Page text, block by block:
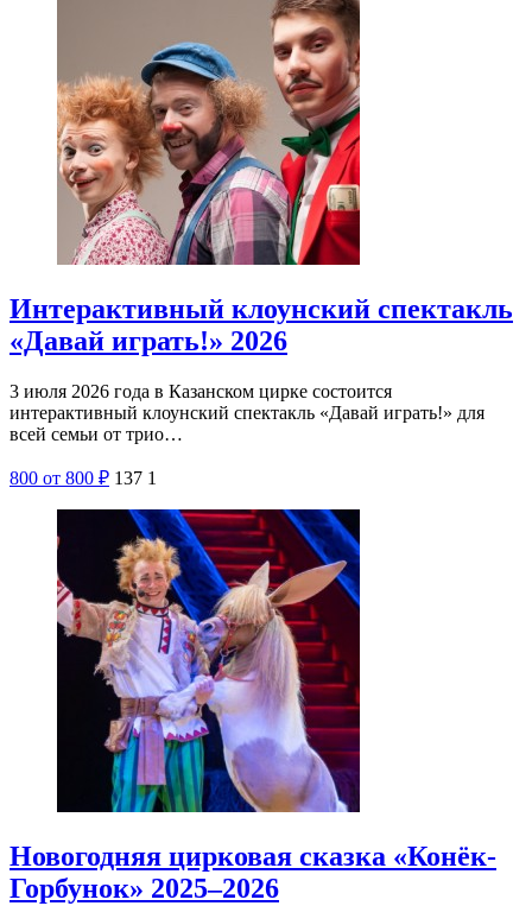
Интерактивный клоунский спектакль
«Давай играть!» 2026
3 июля 2026 года в Казанском цирке состоится
интерактивный клоунский спектакль «Давай играть!» для
всей семьи от трио…
800 от 800 ₽ 137 1
Новогодняя цирковая сказка «Конёк-
Горбунок» 2025–2026